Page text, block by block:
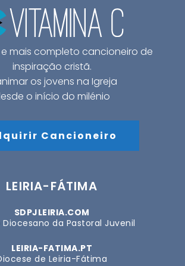
e mais completo cancioneiro de
inspiração cristã.
os jovens na Igreja
o início do milénio
Cancioneiro
LEIRIA-FÁTIMA
SDPJLEIRIA.COM
Diocesano da Pastoral Juvenil
LEIRIA-FATIMA.PT
de Leiria-Fátima